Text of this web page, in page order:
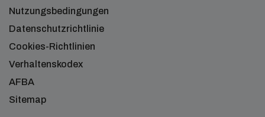
Nutzungsbedingungen
Datenschutzrichtlinie
Cookies-Richtlinien
Verhaltenskodex
AFBA
Sitemap